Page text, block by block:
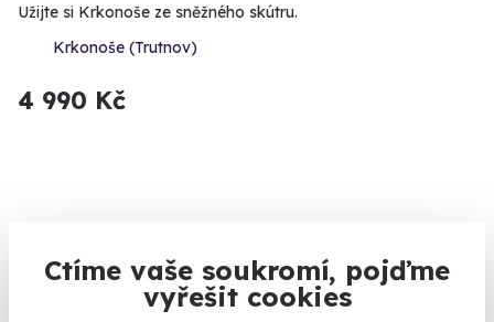
Ctíme vaše soukromí, pojďme
vyřešit cookies
Užijte si Krkonoše ze sněžného skútru.
Krkonoše (Trutnov)
4 990 Kč